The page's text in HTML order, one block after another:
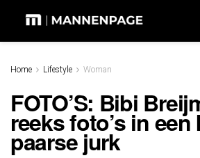
Home Lifestyle Woman
FOTO’S: Bibi
reeks foto’s in een
paarse jurk